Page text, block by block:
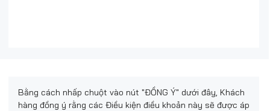
Bằng cách nhấp chuột vào nút "ĐỒNG Ý" dưới đây, Khách
hàng đồng ý rằng các Điều kiện điều khoản này sẽ được áp